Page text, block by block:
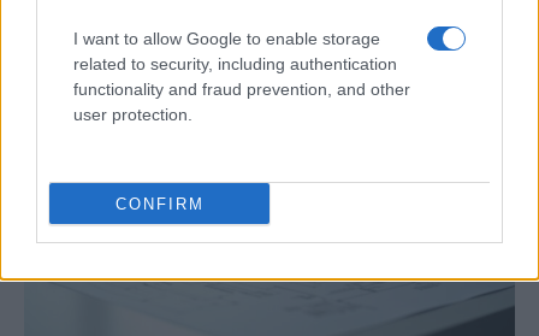
I want to allow Google to enable storage
related to security, including authentication
functionality and fraud prevention, and other
user protection.
CONFIRM
CIENCIA Y TECNOLOGÍA